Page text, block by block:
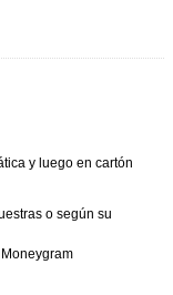
y luego en cartón
o según su